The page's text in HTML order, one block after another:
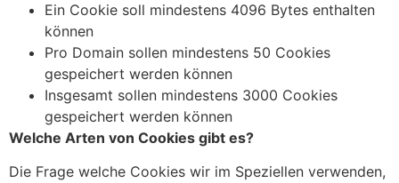
Ein Cookie soll mindestens 4096 Bytes enthalten
können
Pro Domain sollen mindestens 50 Cookies
gespeichert werden können
Insgesamt sollen mindestens 3000 Cookies
gespeichert werden können
Welche Arten von Cookies gibt es?
Die Frage welche Cookies wir im Speziellen verwenden,